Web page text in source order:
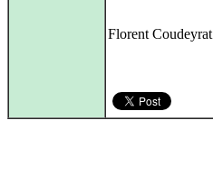
Florent Coudeyrat